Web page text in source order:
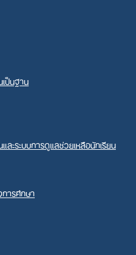
ป็นฐาน
ะระบบการดูแลช่วยเหลือนักเรียน
ารศึกษา